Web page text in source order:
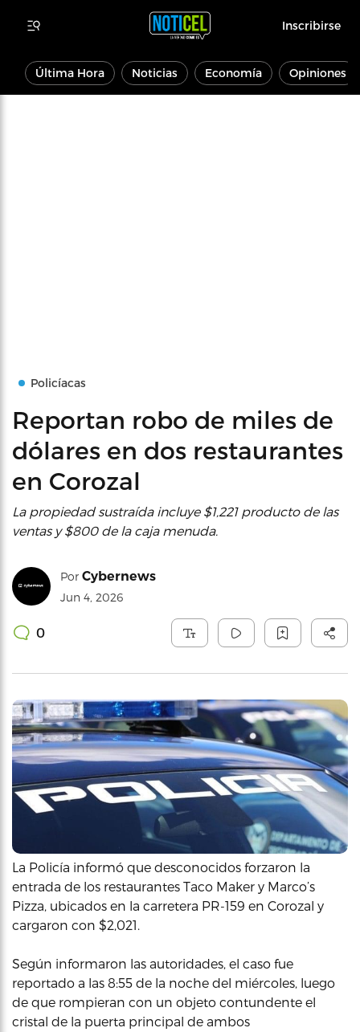
Inscribirse
Última Hora Noticias Economía Opiniones
Policíacas
Reportan robo de miles de
dólares en dos restaurantes
en Corozal
La propiedad sustraída incluye $1,221 producto de las
ventas y $800 de la caja menuda.
Por Cybernews
Jun 4, 2026
0
La Policía informó que desconocidos forzaron la
entrada de los restaurantes Taco Maker y Marco’s
Pizza, ubicados en la carretera PR-159 en Corozal y
cargaron con $2,021.
Según informaron las autoridades, el caso fue
reportado a las 8:55 de la noche del miércoles, luego
de que rompieran con un objeto contundente el
cristal de la puerta principal de ambos